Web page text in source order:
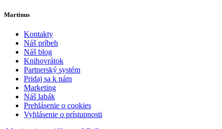
Martinus
Kontakty
Náš príbeh
Náš blog
Knihovrátok
Partnerský systém
Pridaj sa k nám
Marketing
Náš labák
Prehlásenie o cookies
Vyhlásenie o prístupnosti